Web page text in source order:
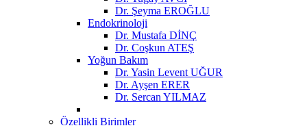
Dr. Şeyma EROĞLU
Endokrinoloji
Dr. Mustafa DİNÇ
Dr. Coşkun ATEŞ
Yoğun Bakım
Dr. Yasin Levent UĞUR
Dr. Ayşen ERER
Dr. Sercan YILMAZ
Özellikli Birimler